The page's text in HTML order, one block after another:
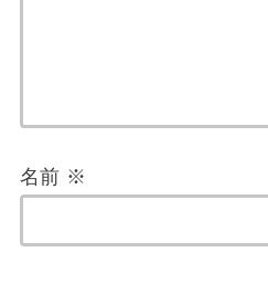
名前 ※